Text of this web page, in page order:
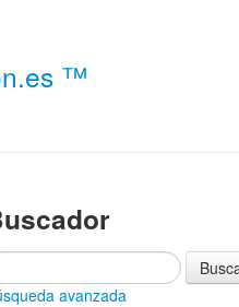
™
avanzada